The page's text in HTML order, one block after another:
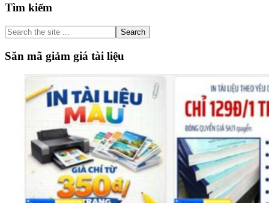
Primary
Sidebar
Tìm kiếm
Search
the
site
...
Săn mã giảm giá tài liệu